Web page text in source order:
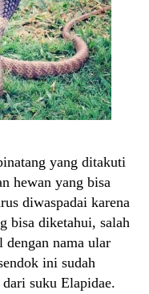
yang ditakuti
hewan yang bisa
diwaspadai karena
bisa diketahui, salah
dengan nama ular
ini sudah
suku Elapidae.